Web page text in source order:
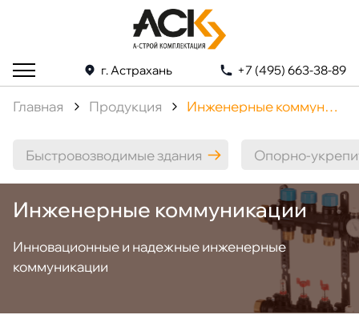
г. Астрахань +7 (495) 663-38-89
Главная Продукция Инженерные коммуникации
Быстровозводимые здания Опорно-
Инженерные коммуникации
Инновационные и надежные инженерные
коммуникации